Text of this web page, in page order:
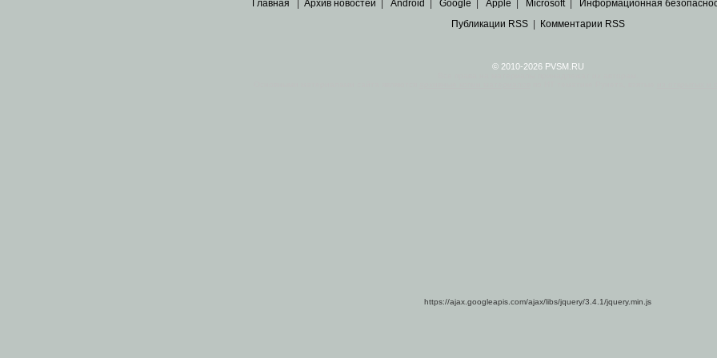
Главная Архив новостей Android Google Apple Microsoft| Информационная
Публикации RSS| Комментарии RSS
© 2010-2026 PVSM.RU
https://ajax.googleapis.com/ajax/libs/jquery/3.4.1/jquery.min.js